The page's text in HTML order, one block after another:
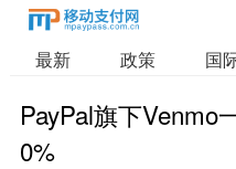
最新 政策 国
PayPal旗下Venmo
0%